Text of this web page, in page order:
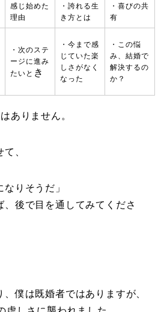
感じ始めた
理由
・誇れる生
き方とは
・喜びの共
有
・次のステ
ージに進み
たいと き
・今まで感
じていた楽
しさがなく
なった
・この悩
み、結婚で
解決するの
か？
ありません。
、
なりそうだ」
、後で目を通してみてくださ
僕は既婚者ではありますが、